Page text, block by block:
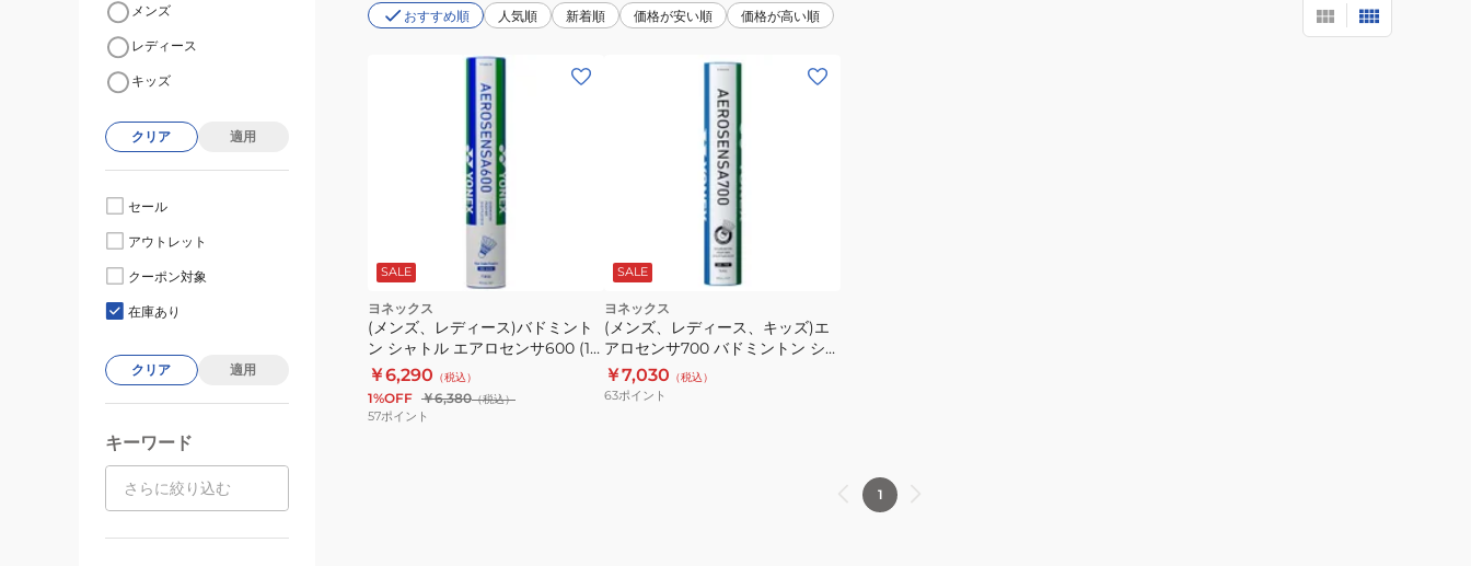
おすすめ順 人気順 新着順 価格が安い順 価格が高い順
SALE
ヨネックス
(メンズ、レディース)バドミント
ン シャトル エアロセンサ600 (12
個入) AS-600 自主練
￥6,290 （税込）
1%OFF ￥6,380（税込）
57ポイント
SALE
ヨネックス
(メンズ、レディース、キッズ)エ
アロセンサ700 バドミントン シャ
トル(12個入) AS-700 自主練
￥7,030 （税込）
63ポイント
1
メンズ
レディース
キッズ
クリア 適用
セール
アウトレット
クーポン対象
在庫あり
クリア 適用
キーワード